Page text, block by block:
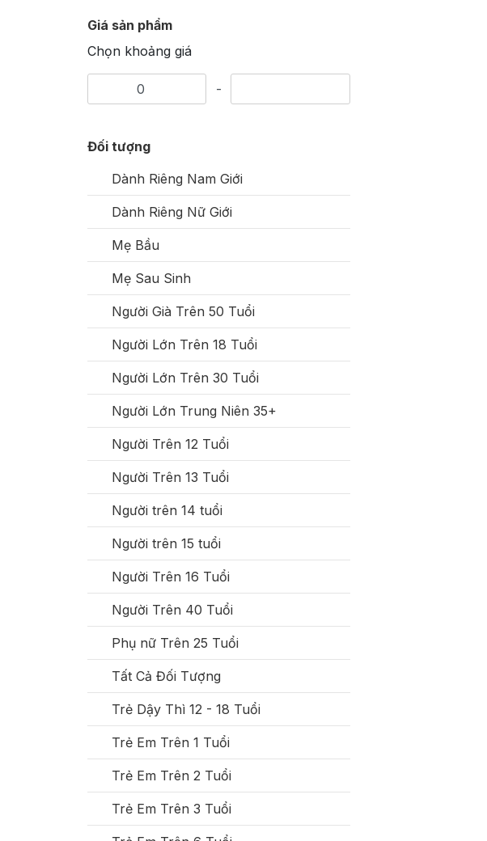
Giá sản phẩm
Chọn khoảng giá
-
Đối tượng
Dành Riêng Nam Giới
Dành Riêng Nữ Giới
Mẹ Bầu
Mẹ Sau Sinh
Người Già Trên 50 Tuổi
Người Lớn Trên 18 Tuổi
Người Lớn Trên 30 Tuổi
Người Lớn Trung Niên 35+
Người Trên 12 Tuổi
Người Trên 13 Tuổi
Người trên 14 tuổi
Người trên 15 tuổi
Người Trên 16 Tuổi
Người Trên 40 Tuổi
Phụ nữ Trên 25 Tuổi
Tất Cả Đối Tượng
Trẻ Dậy Thì 12 - 18 Tuổi
Trẻ Em Trên 1 Tuổi
Trẻ Em Trên 2 Tuổi
Trẻ Em Trên 3 Tuổi